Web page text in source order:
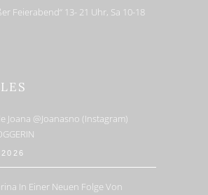
Feierabend“ 13- 21 Uhr, Sa 10-18
Joana @joanasno (Instagram)
In Einer Neuen Folge Von